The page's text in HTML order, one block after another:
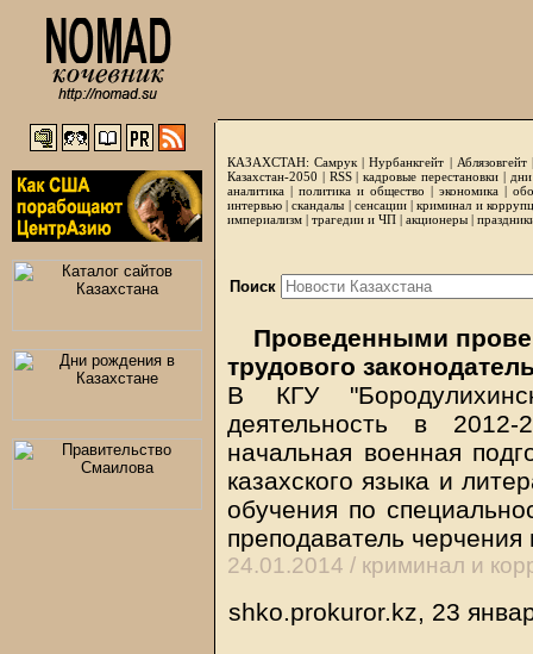
КАЗАХСТАН: Самрук |Нурбанкгейт | Аблязовгейт
Казахстан-2050 | RSS|кадровые перестановки|
аналитика | политика и общество | экономика |
интервью |скандалы | сенсации|криминал и
империализм | трагедии и ЧП | акционеры |
Поиск
Проведенными
трудового
В КГУ
деятельность в
начальная военная
казахского языка и
обучения по
преподаватель черчения
24.01.2014 / криминал и
shko.prokuror.kz, 23